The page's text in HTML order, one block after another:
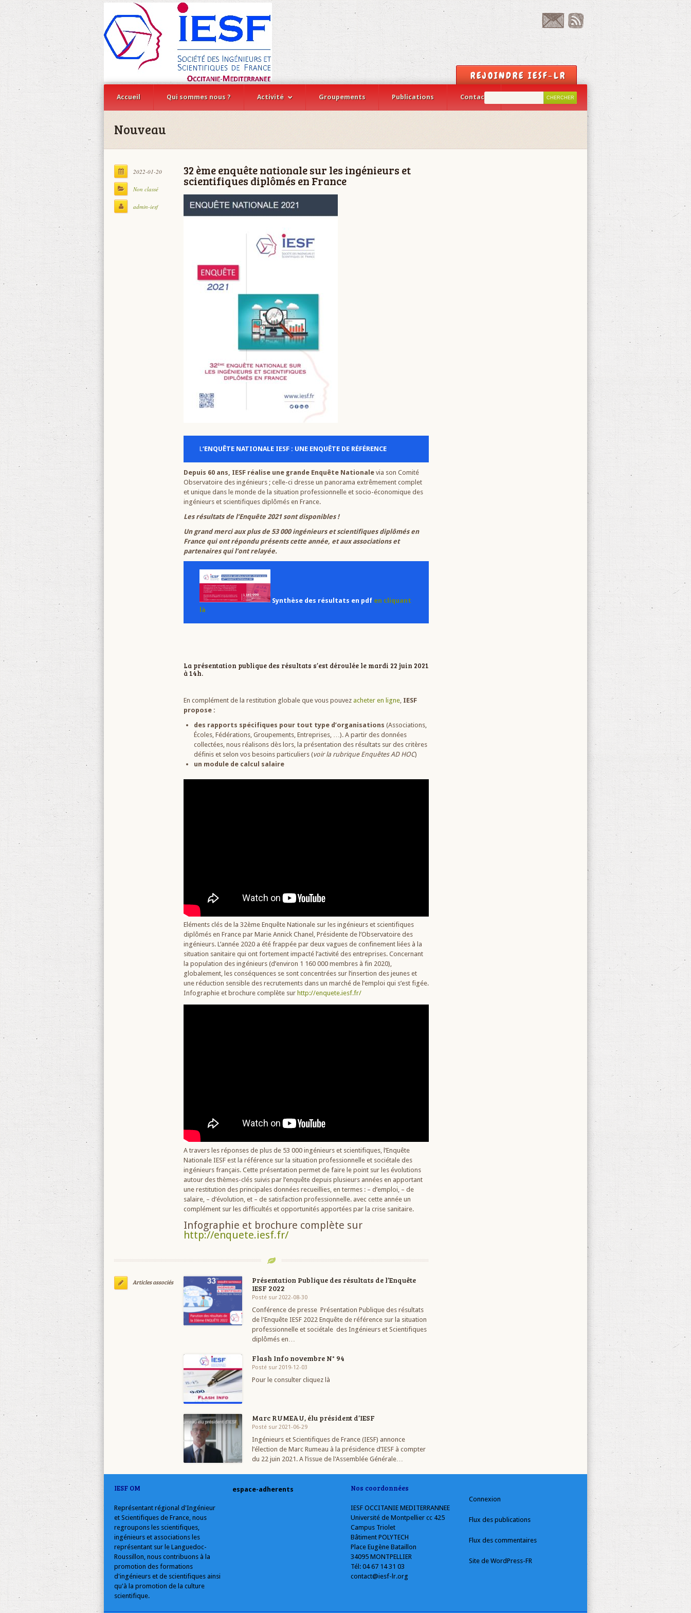
REJOINDRE IESF-LR
Accueil Qui sommes nous ? Activité Groupements Publications Contact
Nouveau
2022-01-20
Non classé
admin-iesf
32 ème enquête nationale sur les ingénieurs et
scientifiques diplômés en France
L‘ENQUÊTE NATIONALE IESF : UNE ENQUÊTE DE RÉFÉRENCE
Depuis 60 ans, IESF réalise une grande Enquête Nationale via son Comité
Observatoire des ingénieurs ; celle-ci dresse un panorama extrêmement complet
et unique dans le monde de la situation professionnelle et socio-économique des
ingénieurs et scientifiques diplômés en France.
Les résultats de l’Enquête 2021 sont disponibles !
Un grand merci aux plus de 53 000 ingénieurs et scientifiquesdiplômés en
France qui ont répondu présents cette année, et aux associations et
partenaires qui l’ont relayée.
Synthèse des résultats en pdf en cliquant
là
La présentation publique des résultats s’est déroulée le mardi 22 juin 2021
à 14h.
En complément de la restitution globale que vous pouvez acheter en ligne, IESF
propose :
des rapports spécifiques pour tout type d’organisations (Associations,
Écoles, Fédérations, Groupements, Entreprises, …). A partir des données
collectées, nous réalisons dès lors, la présentation des résultats sur des critères
définis et selon vos besoins particuliers (voir la rubrique Enquêtes AD HOC)
un module de calcul salaire
Eléments clés de la 32ème Enquête Nationale sur les ingénieurs et scientifiques
diplômés en France par Marie Annick Chanel, Présidente de l’Observatoire des
ingénieurs. L’année 2020 a été frappée par deux vagues de confinement liées à la
situation sanitaire qui ont fortement impacté l’activité des entreprises. Concernant
la population des ingénieurs (d’environ 1 160 000 membres à fin 2020),
globalement, les conséquences se sont concentrées sur l’insertion des jeunes et
une réduction sensible des recrutements dans un marché de l’emploi qui s’est figée.
Infographie et brochure complète sur http://enquete.iesf.fr/
A travers les réponses de plus de 53 000 ingénieurs et scientifiques, l’Enquête
Nationale IESF est la référence sur la situation professionnelle et sociétale des
ingénieurs français. Cette présentation permet de faire le point sur les évolutions
autour des thèmes-clés suivis par l’enquête depuis plusieurs années en apportant
une restitution des principales données recueillies, en termes : – d’emploi, – de
salaire, – d’évolution, et – de satisfaction professionnelle. avec cette année un
complément sur les difficultés et opportunités apportées par la crise sanitaire.
Infographie et brochure complète sur
http://enquete.iesf.fr/
Articles associés
Présentation Publique des résultats de l’Enquête
IESF 2022
Posté sur 2022-08-30
Conférence de presse Présentation Publique des résultats
de l'Enquête IESF 2022 Enquête de référence sur la situation
professionnelle et sociétale des Ingénieurs et Scientifiques
diplômés en…
Flash Info novembre N° 94
Posté sur 2019-12-03
Pour le consulter cliquez là
Marc RUMEAU, élu président d’IESF
Posté sur 2021-06-29
Ingénieurs et Scientifiques de France (IESF) annonce
l’élection de Marc Rumeau à la présidence d’IESF à compter
du 22 juin 2021. A l’issue de l'Assemblée Générale…
IESF OM
Représentant régional d'Ingénieur
et Scientifiques de France, nous
regroupons les scientifiques,
ingénieurs et associations les
représentant sur le Languedoc-
Roussillon, nous contribuons à la
promotion des formations
d'ingénieurs et de scientifiques ainsi
qu'à la promotion de la culture
scientifique.
espace-adherents Nos coordonnées
IESF OCCITANIE MEDITERRANNEE
Université de Montpellier cc 425
Campus Triolet
Bâtiment POLYTECH
Place Eugène Bataillon
34095 MONTPELLIER
Tél: 04 67 14 31 03
contact@iesf-lr.org
Connexion
Flux des publications
Flux des commentaires
Site de WordPress-FR